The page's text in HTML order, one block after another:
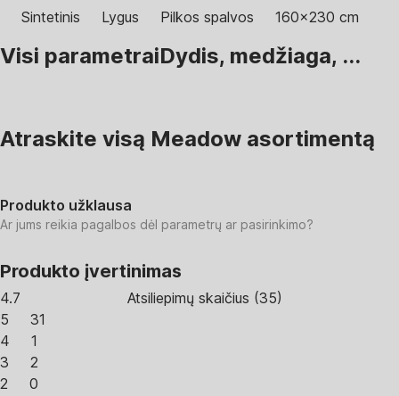
Sintetinis
Lygus Pilkos spalvos 160x230 cm
Visi parametraiDydis, medžiaga, ...
Atraskite visą Meadow asortimentą
Produkto užklausa
Ar jums reikia pagalbos dėl parametrų ar pasirinkimo?
Produkto įvertinimas
4.7 Atsiliepimų skaičius (35)
5
31
4
1
3
2
2
0